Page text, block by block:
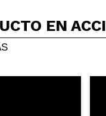
5/5
EN